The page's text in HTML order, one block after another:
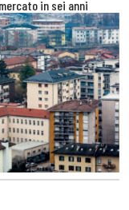
in sei anni